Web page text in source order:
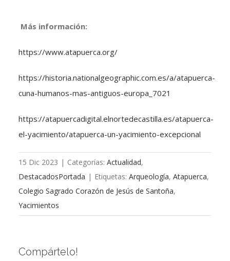
Más información:
https://www.atapuerca.org/
https://historia.nationalgeographic.com.es/a/atapuerca-
cuna-humanos-mas-antiguos-europa_7021
https://atapuercadigital.elnortedecastilla.es/atapuerca-
el-yacimiento/atapuerca-un-yacimiento-excepcional
15 Dic 2023 | Categorías: Actualidad,
DestacadosPortada | Etiquetas: Arqueología, Atapuerca,
Colegio Sagrado Corazón de Jesús de Santoña,
Yacimientos
Compártelo!